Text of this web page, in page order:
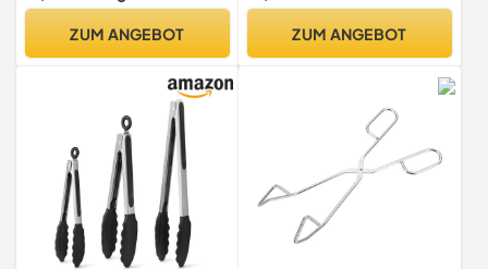
Gurken - Hergestellt aus
ZUM ANGEBOT ZUM ANGEBOT